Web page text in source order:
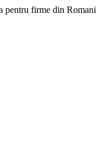
firme din